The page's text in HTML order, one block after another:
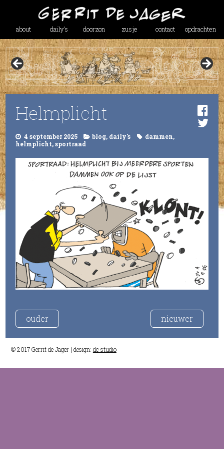
about daily’s doorzon zusje contact opdrachten
Helmplicht
4 september 2025 blog, daily's dammen,
helmplicht,sportraad
ouder nieuwer
© 2017 Gerrit de Jager | design: dc studio